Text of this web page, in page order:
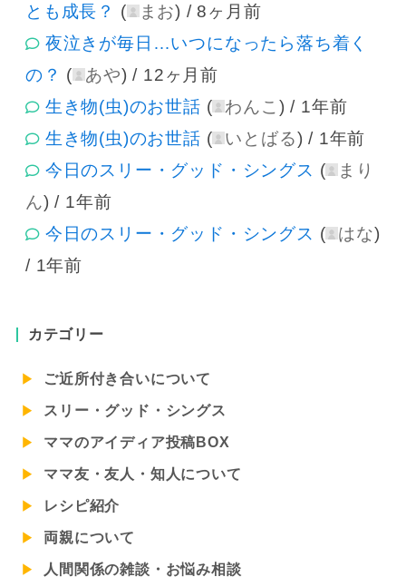
とも成長？
( まお) /8ヶ月前
夜泣きが毎日…いつになったら落ち着く
の？ ( あや) / 12ヶ月前
生き物(虫)のお世話 ( わんこ ) / 1年前
生き物(虫)のお世話 ( いとばる) / 1年前
今日のスリー・グッド・シングス (
まり
ん) / 1年前
今日のスリー・グッド・シングス ( はな)
/ 1年前
カテゴリー
ご近所付き合いについて
スリー・グッド・シングス
ママのアイディア投稿BOX
ママ友・友人・知人について
レシピ紹介
両親について
人間関係の雑談・お悩み相談